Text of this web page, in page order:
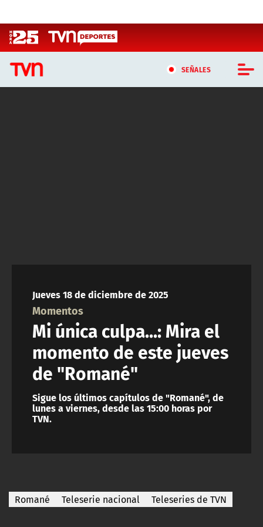
SEÑALES
ACTUALIDAD Y TENDENCIAS
CORPORATIVO Y TRANSPARENCIA
CANAL DE DENUNCIAS
ÁREA DE PROYECTOS
Jueves 18 de diciembre de 2025
Momentos
Mi única culpa...: Mira el
momento de este jueves
de "Romané"
Sigue los últimos capítulos de "Romané", de
lunes a viernes, desde las 15:00 horas por
TVN.
Romané Teleserie nacional Teleseries de TVN